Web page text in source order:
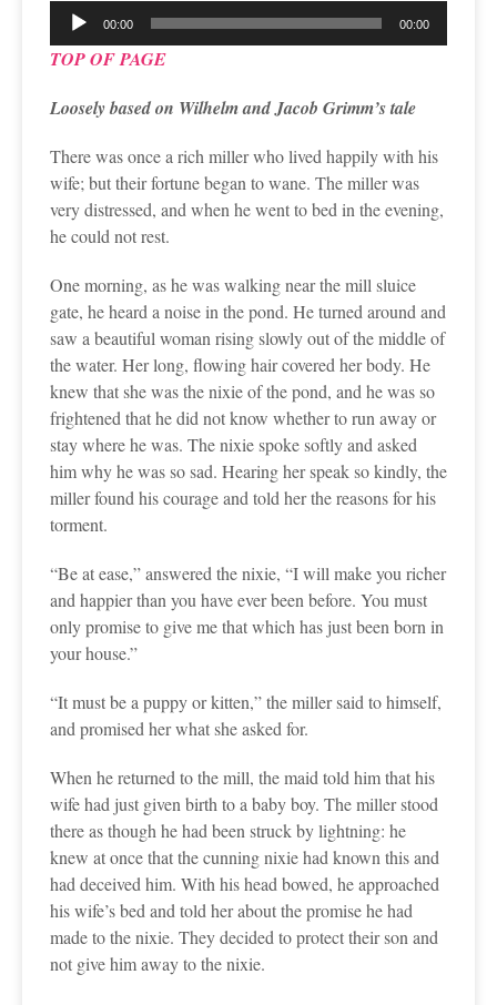
Lecteur
audio
00:00 00:00
TOP OF PAGE
Loosely based on Wilhelm and Jacob Grimm’s tale
There was once a rich miller who lived happily with his
wife; but their fortune began to wane. The miller was
very distressed, and when he went to bed in the evening,
he could not rest.
One morning, as he was walking near the mill sluice
gate, he heard a noise in the pond. He turned around and
saw a beautiful woman rising slowly out of the middle of
the water. Her long, flowing hair covered her body. He
knew that she was the nixie of the pond, and he was so
frightened that he did not know whether to run away or
stay where he was. The nixie spoke softly and asked
him why he was so sad. Hearing her speak so kindly, the
miller found his courage and told her the reasons for his
torment.
“Be at ease,” answered the nixie, “I will make you richer
and happier than you have ever been before. You must
only promise to give me that which has just been born in
your house.”
“It must be a puppy or kitten,” the miller said to himself,
and promised her what she asked for.
When he returned to the mill, the maid told him that his
wife had just given birth to a baby boy. The miller stood
there as though he had been struck by lightning: he
knew at once that the cunning nixie had known this and
had deceived him. With his head bowed, he approached
his wife’s bed and told her about the promise he had
made to the nixie. They decided to protect their son and
not give him away to the nixie.